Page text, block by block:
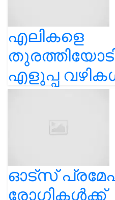
എലികളെ
എളുപ്പ
ഓട്സ്
രോഗികൾക്ക്